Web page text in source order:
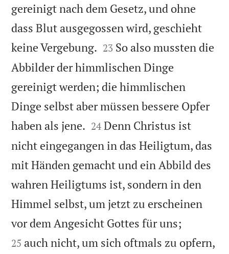
gereinigt nach dem Gesetz, und ohne
dass Blut ausgegossen wird, geschieht
keine Vergebung. 

23 So also mussten die
Abbilder der himmlischen Dinge
gereinigt werden; die himmlischen
Dinge selbst aber müssen bessere Opfer
haben als jene. 

24 Denn Christus ist
nicht eingegangen in das Heiligtum, das
mit Händen gemacht und ein Abbild des
wahren Heiligtums ist, sondern in den
Himmel selbst, um jetzt zu erscheinen
vor dem Angesicht Gottes für uns;
25 auch nicht, um sich oftmals zu opfern,